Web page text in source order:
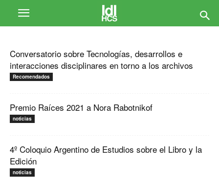
Conversatorio sobre Tecnologías, desarrollos e
interacciones disciplinares en torno a los archivos
Recomendados
Premio Raíces 2021 a Nora Rabotnikof
noticias
4º Coloquio Argentino de Estudios sobre el Libro y la
Edición
noticias